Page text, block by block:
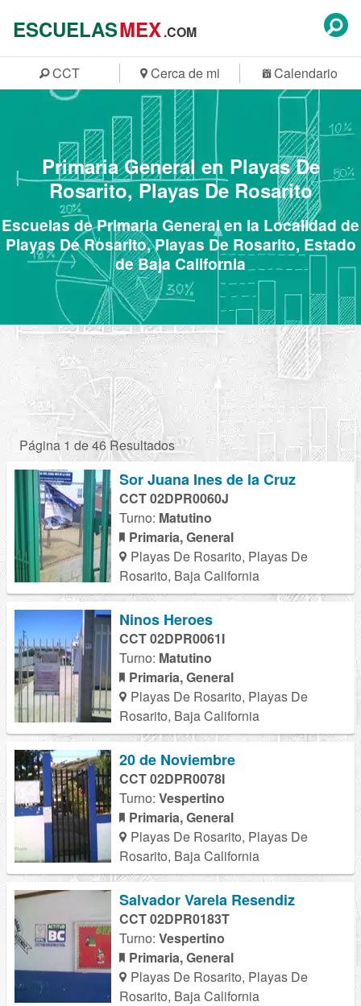
ESCUELASMEX.COM
CCT Cerca de mi Calendario
Primaria General en Playas De
Rosarito, Playas De Rosarito
Escuelas de Primaria General en la Localidad de
Playas De Rosarito, Playas De Rosarito, Estado
de Baja California
Página 1 de 46 Resultados
Sor Juana Ines de la Cruz
CCT 02DPR0060J
Turno: Matutino
Primaria, General
Playas De Rosarito, Playas De
Rosarito, Baja California
Ninos Heroes
CCT 02DPR0061I
Turno: Matutino
Primaria, General
Playas De Rosarito, Playas De
Rosarito, Baja California
20 de Noviembre
CCT 02DPR0078I
Turno: Vespertino
Primaria, General
Playas De Rosarito, Playas De
Rosarito, Baja California
Salvador Varela Resendiz
CCT 02DPR0183T
Turno: Vespertino
Primaria, General
Playas De Rosarito, Playas De
Rosarito, Baja California